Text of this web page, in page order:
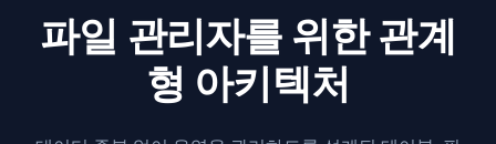
파일 관리자를 위한 관계
형 아키텍처